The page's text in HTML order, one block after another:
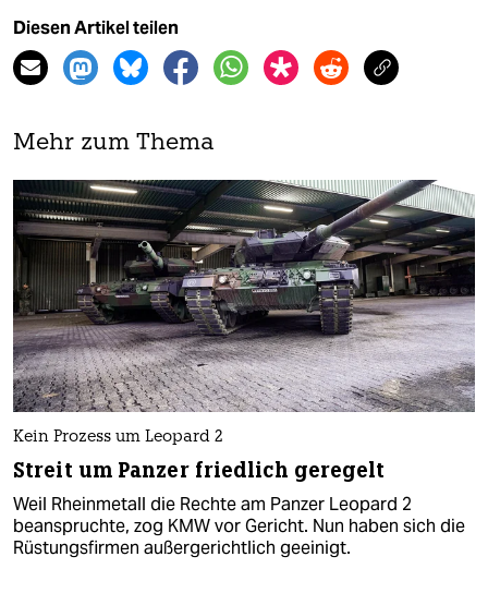
Diesen Artikel teilen
Mehr zum Thema
Kein Prozess um Leopard 2
Streit um Panzer friedlich geregelt
Weil Rheinmetall die Rechte am Panzer Leopard 2
beanspruchte, zog KMW vor Gericht. Nun haben sich die
Rüstungsfirmen außergerichtlich geeinigt.